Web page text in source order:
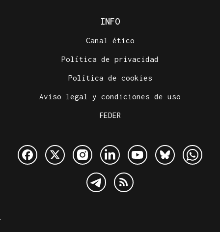
INFO
Canal ético
Política de privacidad
Política de cookies
Aviso legal y condiciones de uso
FEDER